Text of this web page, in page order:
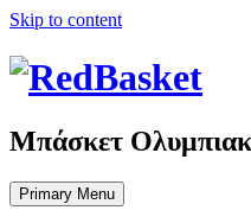
Skip to content
Μπάσκετ
Primary Menu